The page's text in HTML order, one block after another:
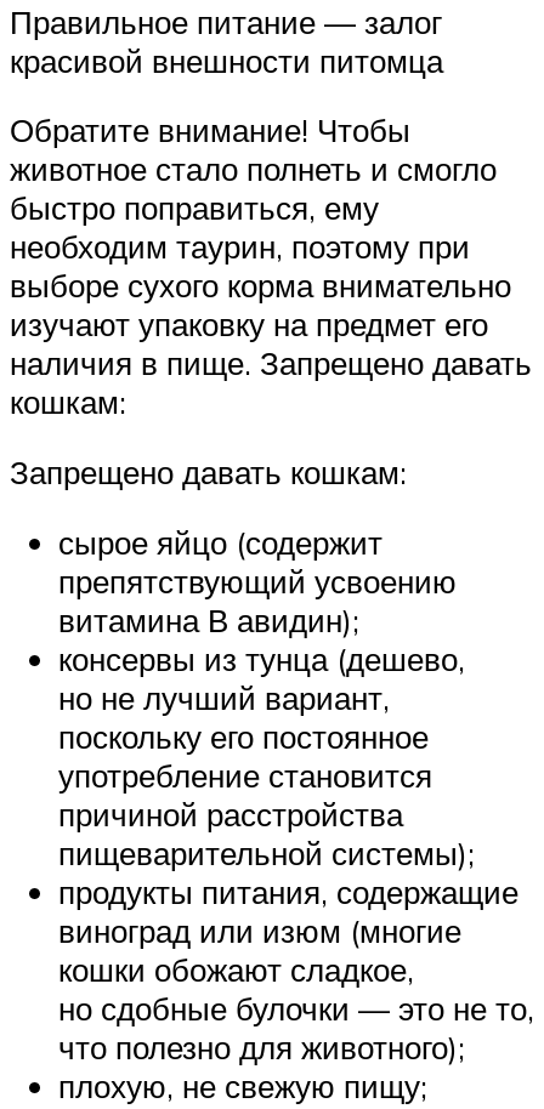
Правильное питание — залог
красивой внешности питомца
Обратите внимание! Чтобы
животное стало полнеть и смогло
быстро поправиться, ему
необходим таурин, поэтому при
выборе сухого корма внимательно
изучают упаковку на предмет его
наличия в пище. Запрещено давать
кошкам:
Запрещено давать кошкам:
сырое яйцо (содержит
препятствующий усвоению
витамина В авидин);
консервы из тунца (дешево,
но не лучший вариант,
поскольку его постоянное
употребление становится
причиной расстройства
пищеварительной системы);
продукты питания, содержащие
виноград или изюм (многие
кошки обожают сладкое,
но сдобные булочки — это не то,
что полезно для животного);
плохую, не свежую пищу;